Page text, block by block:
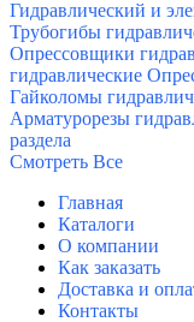
Гидравлический и
Трубогибы
Опрессовщики
гидравлические
Гайколомы
Арматурорезы
раздела
Смотреть Все
Главная
Каталоги
О компании
Как заказать
Доставка и
Контакты